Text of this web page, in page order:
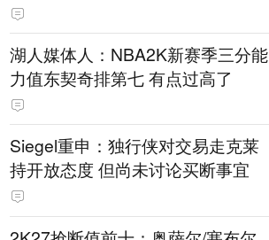
湖人媒体人：NBA2K新赛季三分能
力值东契奇排第七 有点过高了
Siegel重申：独行侠对交易走克莱
持开放态度 但尚未讨论买断事宜